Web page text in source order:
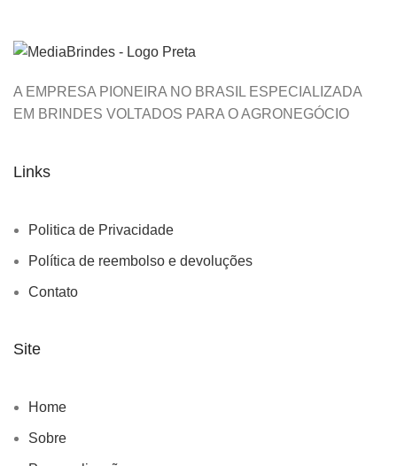
A EMPRESA PIONEIRA NO BRASIL ESPECIALIZADA
EM BRINDES VOLTADOS PARA O AGRONEGÓCIO
Links
Politica de Privacidade
Política de reembolso e devoluções
Contato
Site
Home
Sobre